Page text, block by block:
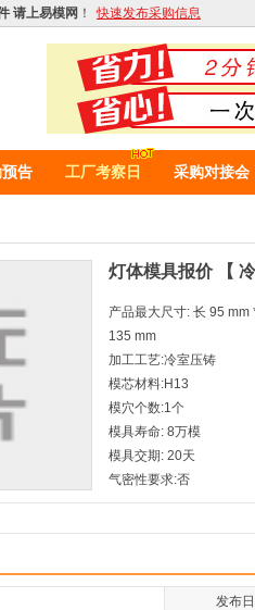
请上易模网 ！ 快速发布采购信息
告 工厂考察日 采购对接会
灯体模具报价 【
产品最大尺寸: 长 95 mm
135 mm
加工工艺:冷室压铸
模芯材料:H13
模穴个数:1个
模具寿命: 8万模
模具交期: 20天
气密性要求:否
发布